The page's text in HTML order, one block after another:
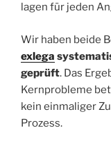
lagen für jeden
Wir haben beide
exlega
geprüft. Das
Kernprobleme
kein einmaliger
Prozess.